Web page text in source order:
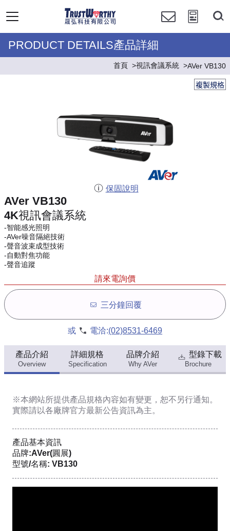
PRODUCT DETAILS產品詳細
首頁 視訊會議系統 AVer VB130
複製規格
保固說明
AVer VB130
4K視訊會議系統
-智能感光照明
-AVer噪音隔絕技術
-聲音波束成型技術
-自動對焦功能
-聲音追蹤
請來電詢價
三分鐘回覆
或 電洽:(02)8531-6469
產品介紹
Overview
詳細規格
Specification
品牌介紹
Why AVer
型錄下載
Brochure
※本網站所提供產品規格內容如有變更，恕不另行通知。
實際請以各廠牌官方最新公告資訊為主。
產品基本資訊
品牌:AVer(圓展)
型號/名稱: VB130